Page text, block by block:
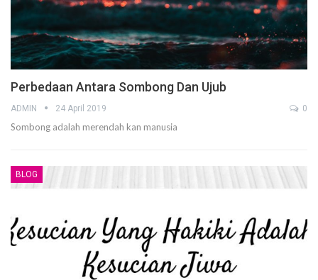
Perbedaan Antara Sombong Dan Ujub
ADMIN 24 April 2019 0
Sombong adalah merendah kan manusia
BLOG